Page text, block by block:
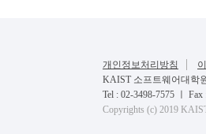
개인정보처리방침
KAIST 소프트웨어대학
Tel : 02-3498-7575 ㅣ
Copyrights (c) 2019